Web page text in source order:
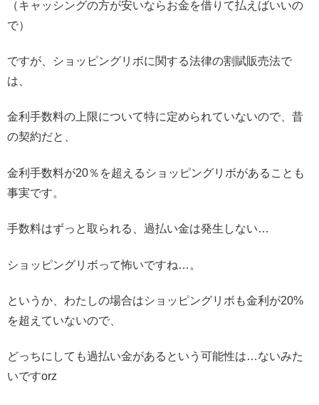
（キャッシングの方が安いならお金を借りて払えばいいの
で）
ですが、ショッピングリボに関する法律の割賦販売法で
は、
金利手数料の上限について特に定められていないので、昔
の契約だと、
金利手数料が20％を超えるショッピングリボがあることも
事実です。
手数料はずっと取られる、過払い金は発生しない…
ショッピングリボって怖いですね…。
というか、わたしの場合はショッピングリボも金利が20%
を超えていないので、
どっちにしても過払い金があるという可能性は…ないみた
いですorz